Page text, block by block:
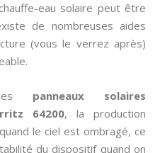
eau solaire peut être
de nombreuses aides
(vous le verrez après)
panneaux solaires
64200, la production
le ciel est ombragé, ce
du dispositif quand on